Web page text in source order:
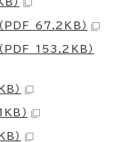
）
（PDF 67.2KB）
（PDF 153.2KB）
）
）
）